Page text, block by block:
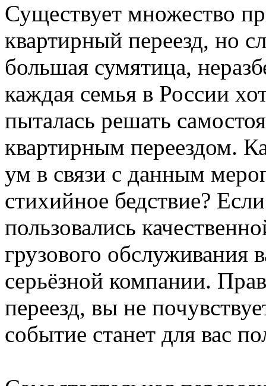
Существует множество
квартирный переезд, но
большая сумятица,
каждая семья в России
пыталась решать
квартирным переездом.
ум в связи с данным
стихийное бедствие?
пользовались
грузового обслуживания
серьёзной компании.
переезд, вы не
событие станет для вас